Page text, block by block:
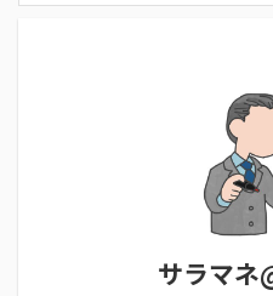
サラマネ